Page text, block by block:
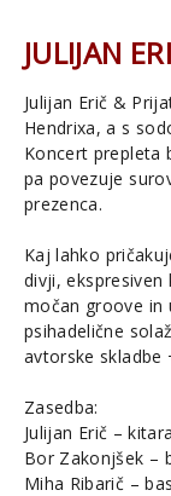
JULIJAN
Julijan Erič &
Hendrixa, a s
Koncert prepleta
pa povezuje
prezenca.
Kaj lahko
divji, ekspresiven
močan groove in
psihadelične
avtorske skladbe
Zasedba:
Julijan Erič – kitara
Bor Zakonjšek –
Miha Ribarič – bas